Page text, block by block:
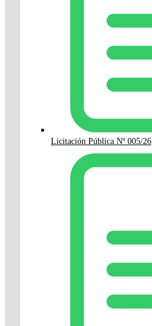
Licitación Pública Nº 005/26